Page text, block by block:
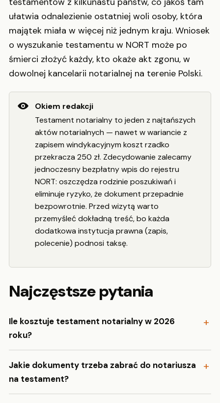
ułatwia odnalezienie ostatniej woli osoby, która
majątek miała w więcej niż jednym kraju. Wniosek
o wyszukanie testamentu w NORT może po
śmierci złożyć każdy, kto okaże akt zgonu, w
dowolnej kancelarii notarialnej na terenie Polski.
Okiem redakcji
Testament notarialny to jeden z najtańszych
aktów notarialnych — nawet w wariancie z
zapisem windykacyjnym koszt rzadko
przekracza 250 zł. Zdecydowanie zalecamy
jednoczesny bezpłatny wpis do rejestru
NORT: oszczędza rodzinie poszukiwań i
eliminuje ryzyko, że dokument przepadnie
bezpowrotnie. Przed wizytą warto
przemyśleć dokładną treść, bo każda
dodatkowa instytucja prawna (zapis,
polecenie) podnosi taksę.
Najczęstsze pytania
Ile kosztuje testament notarialny w 2026
roku?
Jakie dokumenty trzeba zabrać do notariusza
na testament?